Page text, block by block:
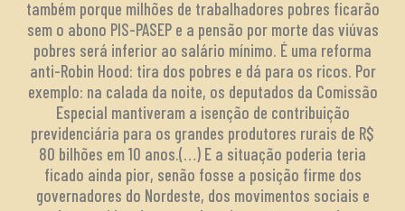
também porque milhões de trabalhadores pobres ficarão
sem o abono PIS-PASEP e a pensão por morte das viúvas
pobres será inferior ao salário mínimo. É uma reforma
anti-Robin Hood: tira dos pobres e dá para os ricos. Por
exemplo: na calada da noite, os deputados da Comissão
Especial mantiveram a isenção de contribuição
previdenciária para os grandes produtores rurais de R$
80 bilhões em 10 anos.(…) E a situação poderia teria
ficado ainda pior, senão fosse a posição firme dos
governadores do Nordeste, dos movimentos sociais e